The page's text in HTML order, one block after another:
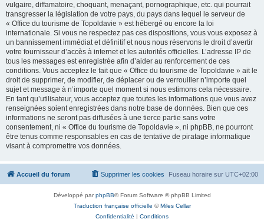
vulgaire, diffamatoire, choquant, menaçant, pornographique, etc. qui pourrait
transgresser la législation de votre pays, du pays dans lequel le serveur de
« Office du tourisme de Topoldavie » est hébergé ou encore la loi
internationale. Si vous ne respectez pas ces dispositions, vous vous exposez à
un bannissement immédiat et définitif et nous nous réservons le droit d’avertir
votre fournisseur d’accès à internet et les autorités officielles. L’adresse IP de
tous les messages est enregistrée afin d’aider au renforcement de ces
conditions. Vous acceptez le fait que « Office du tourisme de Topoldavie » ait le
droit de supprimer, de modifier, de déplacer ou de verrouiller n’importe quel
sujet et message à n’importe quel moment si nous estimons cela nécessaire.
En tant qu’utilisateur, vous acceptez que toutes les informations que vous avez
renseignées soient enregistrées dans notre base de données. Bien que ces
informations ne seront pas diffusées à une tierce partie sans votre
consentement, ni « Office du tourisme de Topoldavie », ni phpBB, ne pourront
être tenus comme responsables en cas de tentative de piratage informatique
visant à compromettre vos données.
Accueil du forum Fuseau horaire sur UTC+02:00
Supprimer les cookies
Développé parphpBB® Forum Software © phpBB Limited
Traduction française officielle ©Miles Cellar
Confidentialité | Conditions